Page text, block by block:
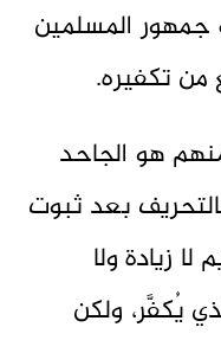
جمهور المسلمين
تكفيره.
هو الجاحد
بعد ثبوت
لا زيادة ولا
يُكفَّر، ولكن